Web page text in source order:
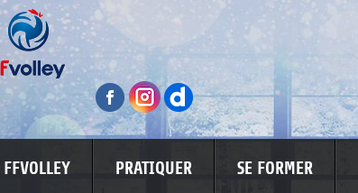
FFVOLLEY PRATIQUER SE FORMER